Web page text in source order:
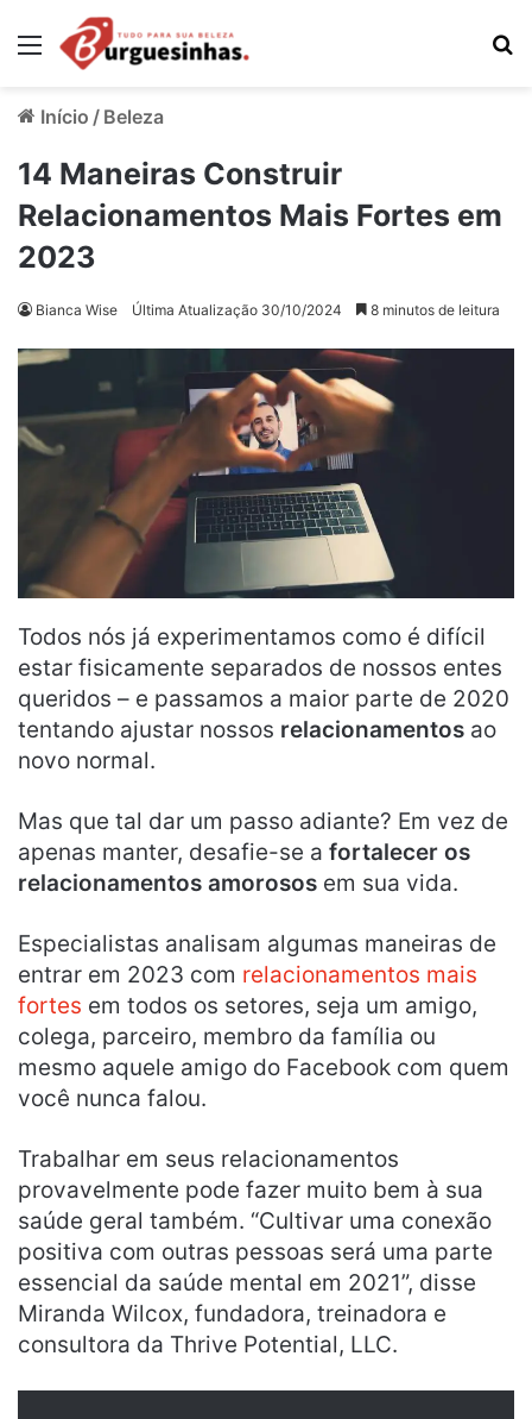
Menu
Início / Beleza
14 Maneiras Construir
Relacionamentos Mais Fortes em
2023
Bianca Wise Última Atualização 30/10/2024 8 minutos de leitura
Todos nós já experimentamos como é difícil
estar fisicamente separados de nossos entes
queridos – e passamos a maior parte de 2020
tentando ajustar nossos relacionamentos ao
novo normal.
Mas que tal dar um passo adiante? Em vez de
apenas manter, desafie-se a fortalecer os
relacionamentos amorosos em sua vida.
Especialistas analisam algumas maneiras de
entrar em 2023 com relacionamentos mais
fortes em todos os setores, seja um amigo,
colega, parceiro, membro da família ou
mesmo aquele amigo do Facebook com quem
você nunca falou.
Trabalhar em seus relacionamentos
provavelmente pode fazer muito bem à sua
saúde geral também. “Cultivar uma conexão
positiva com outras pessoas será uma parte
essencial da saúde mental em 2021”, disse
Miranda Wilcox, fundadora, treinadora e
consultora da Thrive Potential, LLC.